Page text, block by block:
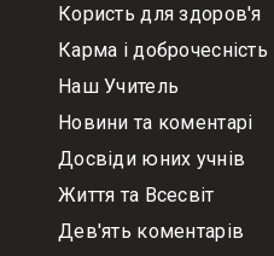
Користь для здоров'я
Карма і доброчесність
Наш Учитель
Новини та коментарі
Досвіди юних учнів
Життя та Всесвіт
Дев'ять коментарів